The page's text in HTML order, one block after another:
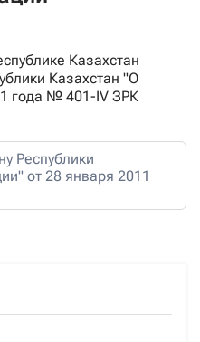
Казахстан
Казахстан "О
года № 401-IV ЗРК
Республики
от 28 января 2011